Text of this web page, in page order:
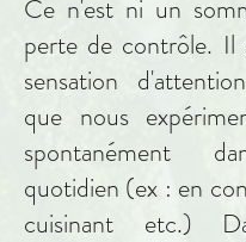
Ce n'est ni un
perte de contrôle. Il
sensation
que nous
spontanément
quotidien (ex : en
cuisinant etc.)